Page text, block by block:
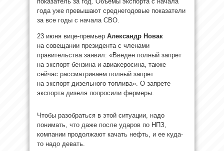
года уже превышают среднегодовые показатели
за все годы с начала СВО.
23 июня вице-премьер Александр Новак
на совещании президента с членами
правительства заявил: «Введен полный запрет
на экспорт бензина и авиакеросина, также
сейчас рассматриваем полный запрет
на экспорт дизельного топлива». О запрете
экспорта дизеля попросили фермеры.
Чтобы разобраться в этой ситуации, надо
понимать, что даже после ударов по НПЗ,
компании продолжают качать нефть, и ее куда-
то надо девать.